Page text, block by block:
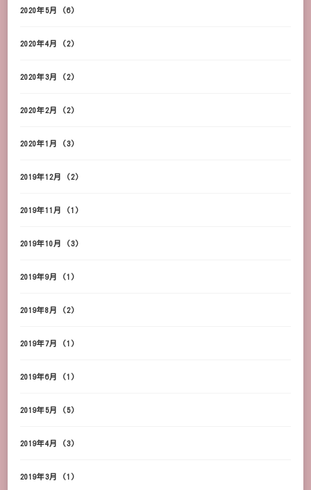
2020年5月 (6)
2020年4月 (2)
2020年3月 (2)
2020年2月 (2)
2020年1月 (3)
2019年12月 (2)
2019年11月 (1)
2019年10月 (3)
2019年9月 (1)
2019年8月 (2)
2019年7月 (1)
2019年6月 (1)
2019年5月 (5)
2019年4月 (3)
2019年3月 (1)